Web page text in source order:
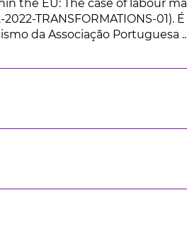
the EU: The case of labour
TRANSFORMATIONS-01).
da Associação Portuguesa